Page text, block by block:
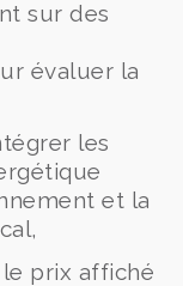
sur des
évaluer la
les
et la
prix affiché